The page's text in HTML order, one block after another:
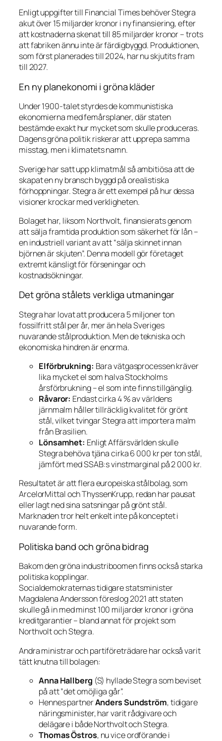
Enligt uppgifter till Financial Timesbehöver Stegra
akut över 15 miljarder kronor i ny finansiering, efter
att kostnaderna skenat till 85 miljarder kronor – trots
att fabriken ännu inte är färdigbyggd. Produktionen,
som först planerades till 2024, har nu skjutits fram
till 2027.
En ny planekonomi i gröna kläder
Under 1900-talet styrdes de kommunistiska
ekonomierna med femårsplaner, där staten
bestämde exakt hur mycket som skulle produceras.
Dagens gröna politik riskerar att upprepa samma
misstag, men i klimatets namn.
Sverige har satt upp klimatmål så ambitiösa att de
skapat en ny bransch byggd på orealistiska
förhoppningar. Stegra är ett exempel på hur dessa
visioner krockar med verkligheten.
Bolaget har, liksom Northvolt, finansierats genom
att sälja framtida produktion som säkerhet för lån –
en industriell variant av att “sälja skinnet innan
björnen är skjuten”. Denna modell gör företaget
extremt känsligt för förseningar och
kostnadsökningar.
Det gröna stålets verkliga utmaningar
Stegra har lovat att producera 5 miljoner ton
fossilfritt stål per år, mer än hela Sveriges
nuvarande stålproduktion. Men de tekniska och
ekonomiska hindren är enorma.
Elförbrukning: Bara vätgasprocessen kräver
lika mycket el som halva Stockholms
årsförbrukning – el som inte finns tillgänglig.
Råvaror: Endast cirka 4 % av världens
järnmalm håller tillräcklig kvalitet för grönt
stål, vilket tvingar Stegra att importera malm
från Brasilien.
Lönsamhet: EnligtAffärsvärldenskulle
Stegra behöva tjäna cirka 6 000 kr per ton stål,
jämfört med SSAB:s vinstmarginal på 2 000 kr.
Resultatet är att flera europeiska stålbolag, som
ArcelorMittal och ThyssenKrupp, redan har pausat
eller lagt ned sina satsningar på grönt stål.
Marknaden tror helt enkelt inte på konceptet i
nuvarande form.
Politiska band och gröna bidrag
Bakom den gröna industriboomen finns också starka
politiska kopplingar.
Socialdemokraternas tidigare statsminister
Magdalena Andersson föreslog 2021 att staten
skulle gå in med minst 100 miljarder kronor i gröna
kreditgarantier – bland annat för projekt som
Northvolt och Stegra.
Andra ministrar och partiföreträdare har också varit
tätt knutna till bolagen:
Anna Hallberg (S) hyllade Stegra som beviset
på att ”det omöjliga går”.
Hennes partnerAnders Sundström, tidigare
näringsminister, har varit rådgivare och
delägare i både Northvolt och Stegra.
Thomas Östros, nu vice ordförande i